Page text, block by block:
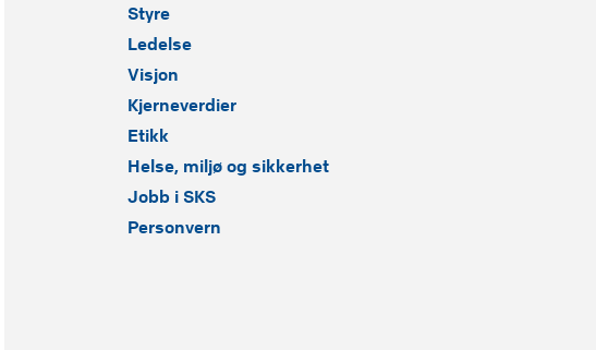
Styre
Ledelse
Visjon
Kjerneverdier
Etikk
Helse, miljø og sikkerhet
Jobb i SKS
Personvern